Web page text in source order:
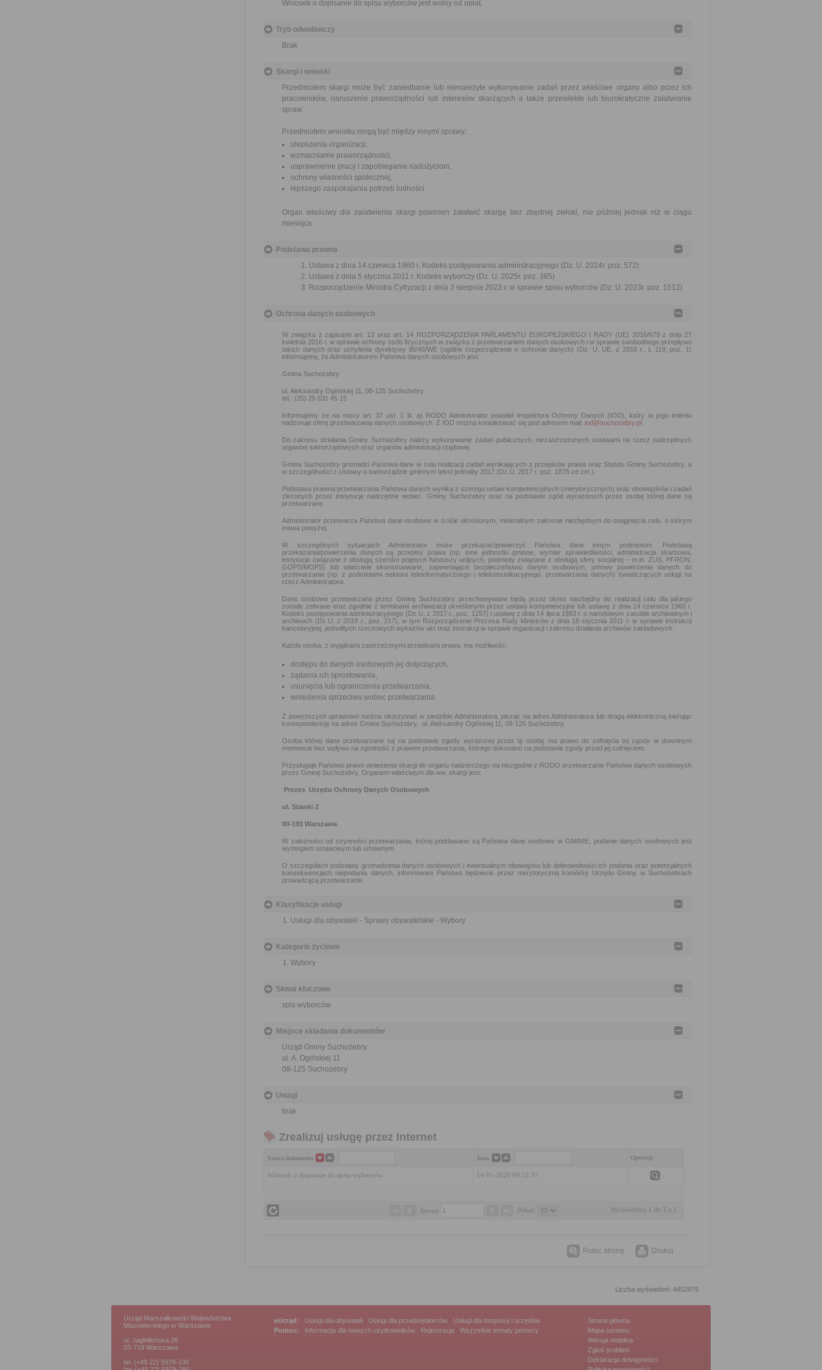
Wniosek o dopisanie do spisu wyborców jest wolny od opłat.
Tryb odwoławczy
Brak
Skargi i wnioski
Przedmiotem skargi może być zaniedbanie lub nienależyte wykonywanie zadań przez właściwe organy albo przez ich
pracowników, naruszenie praworządności lub interesów skarżących a także przewlekłe lub biurokratyczne załatwianie
spraw.
Przedmiotem wniosku mogą być między innymi sprawy:
ulepszenia organizacji,
wzmacnianie praworządności,
usprawnienie pracy i zapobieganie nadużyciom,
ochrony własności społecznej,
lepszego zaspokajania potrzeb ludności.
Organ właściwy dla załatwienia skargi powinien załatwić skargę bez zbędnej zwłoki, nie później jednak niż w ciągu
miesiąca.
Podstawa prawna
Ustawa z dnia 14 czerwca 1960 r. Kodeks postępowania administracyjnego (Dz. U. 2024r. poz. 572)
Ustawa z dnia 5 stycznia 2011 r. Kodeks wyborczy (Dz. U. 2025r. poz. 365)
Rozporządzenie Ministra Cyfryzacji z dnia 3 sierpnia 2023 r. w sprawie spisu wyborców (Dz. U. 2023r. poz. 1512)
Ochrona danych osobowych
W związku z zapisami art. 13 oraz art. 14 ROZPORZĄDZENIA PARLAMENTU EUROPEJSKIEGO I RADY (UE) 2016/679 z dnia 27
kwietnia 2016 r. w sprawie ochrony osób fizycznych w związku z przetwarzaniem danych osobowych i w sprawie swobodnego przepływu
takich danych oraz uchylenia dyrektywy 95/46/WE (ogólne rozporządzenie o ochronie danych) (Dz. U. UE. z 2016 r., L 119, poz. 1)
informujemy, że Administratorem Państwa danych osobowych jest:
Gmina Suchożebry
ul. Aleksandry Ogińskiej 11, 08-125 Suchożebry
tel.: (25) 25 631 45 15
Informujemy że na mocy art. 37 ust. 1 lit. a) RODO Administrator powołał Inspektora Ochrony Danych (IOD), który w jego imieniu
nadzoruje sferę przetwarzania danych osobowych. Z IOD można kontaktować się pod adresem mail: iod@suchozebry.pl
Do zakresu działania Gminy Suchożebry należy wykonywanie zadań publicznych, niezastrzeżonych ustawami na rzecz nadrzędnych
organów samorządowych oraz organów administracji rządowej.
Gmina Suchożebry gromadzi Państwa dane w celu realizacji zadań wynikających z przepisów prawa oraz Statutu Gminy Suchożebry, a
w szczególności z Ustawy o samorządzie gminnym tekst jednolity 2017 (Dz.U. 2017 r. poz. 1875 ze zm.).
Podstawa prawna przetwarzania Państwa danych wynika z szeregu ustaw kompetencyjnych (merytorycznych) oraz obowiązków i zadań
zleconych przez instytucje nadrzędne wobec Gminy Suchożebry oraz na podstawie zgód wyrażonych przez osobę której dane są
przetwarzane.
Administrator przetwarza Państwa dane osobowe w ściśle określonym, minimalnym zakresie niezbędnym do osiągnięcia celu, o którym
mowa powyżej.
W szczególnych sytuacjach Administrator może przekazać/powierzyć Państwa dane innym podmiotom. Podstawą
przekazania/powierzenia danych są przepisy prawa (np. inne jednostki gminne, wymiar sprawiedliwości, administracja skarbowa,
instytucje związane z obsługą szeroko pojętych funduszy unijnych, podmioty związane z obsługą sfery socjalnej – m.in. ZUS, PFRON,
GOPS/MOPS) lub właściwie skonstruowane, zapewniające bezpieczeństwo danym osobowym, umowy powierzenia danych do
przetwarzania (np. z podmiotami sektora teleinformatycznego i telekomunikacyjnego, przetwarzania danych) świadczących usługi na
rzecz Administratora.
Dane osobowe przetwarzane przez Gminę Suchożebry przechowywane będą przez okres niezbędny do realizacji celu dla jakiego
zostały zebrane oraz zgodnie z terminami archiwizacji określonymi przez ustawy kompetencyjne lub ustawę z dnia 14 czerwca 1960 r.
Kodeks postępowania administracyjnego (Dz.U. z 2017 r., poz. 1257) i ustawę z dnia 14 lipca 1983 r. o narodowym zasobie archiwalnym i
archiwach (Dz.U. z 2018 r., poz. 217), w tym Rozporządzenie Prezesa Rady Ministrów z dnia 18 stycznia 2011 r. w sprawie instrukcji
kancelaryjnej, jednolitych rzeczowych wykazów akt oraz instrukcji w sprawie organizacji i zakresu działania archiwów zakładowych.
Każda osoba, z wyjątkami zastrzeżonymi przepisami prawa, ma możliwość:
dostępu do danych osobowych jej dotyczących,
żądania ich sprostowania,
usunięcia lub ograniczenia przetwarzania,
wniesienia sprzeciwu wobec przetwarzania.
Z powyższych uprawnień można skorzystać w siedzibie Administratora, pisząc na adres Administratora lub drogą elektroniczną kierując
korespondencję na adres Gmina Suchożebry, ul. Aleksandry Ogińskiej 11, 08-125 Suchożebry.
Osoba której dane przetwarzane są na podstawie zgody wyrażonej przez tę osobę ma prawo do cofnięcia tej zgody w dowolnym
momencie bez wpływu na zgodność z prawem przetwarzania, którego dokonano na podstawie zgody przed jej cofnięciem.
Przysługuje Państwu prawo wniesienia skargi do organu nadzorczego na niezgodne z RODO przetwarzanie Państwa danych osobowych
przez Gminę Suchożebry. Organem właściwym dla ww. skargi jest:
Prezes Urzędu Ochrony Danych Osobowych
ul. Stawki 2
00-193 Warszawa
W zależności od czynności przetwarzania, której poddawane są Państwa dane osobowe w GMINIE, podanie danych osobowych jest
wymogiem ustawowym lub umownym.
O szczegółach podstawy gromadzenia danych osobowych i ewentualnym obowiązku lub dobrowolności ich podania oraz potencjalnych
konsekwencjach niepodania danych, informowani Państwo będziecie przez merytoryczną komórkę Urzędu Gminy w Suchożebrach
prowadzącą przetwarzanie.
Klasyfikacje usługi
Usługi dla obywateli - Sprawy obywatelskie - Wybory
Kategorie życiowe
Wybory
Słowa kluczowe
spis wyborców
Miejsce składania dokumentów
Urząd Gminy Suchożebry
ul. A. Ogińskiej 11
08-125 Suchożebry
Uwagi
brak
Zrealizuj usługę przez Internet
Nazwa dokumentu Data Operacja
Wniosek o dopisanie do spisu wyborców 14-01-2020 09:52:37
Strona Pokaż Wyświetlono 1 do 1 z 1
Poleć stronę Drukuj
Liczba wyświetleń: 4402979
Urząd Marszałkowski Województwa
Mazowieckiego w Warszawie
ul. Jagiellońska 26
03-719 Warszawa
tel. (+48 22) 5979-100
eUrząd: Usługi dla obywateli Usługi dla przedsiębiorców
Usługi dla instytucji i urzędów
Pomoc:
Informacja dla nowych użytkowników Rejestracja |Wszystkie tematy pomocy
Strona główna
Mapa serwisu
Wersja mobilna
Zgłoś problem
Deklaracja dostępności